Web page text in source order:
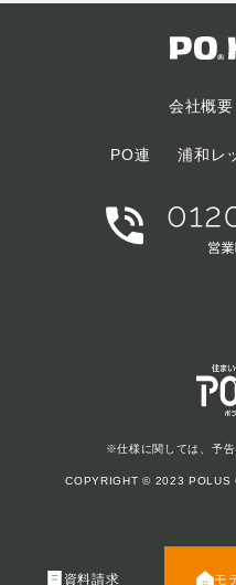
会社概要
PO連 浦和レ
※仕様に関しては、予
COPYRIGHT © 2023 POLUS
モ
資料請求